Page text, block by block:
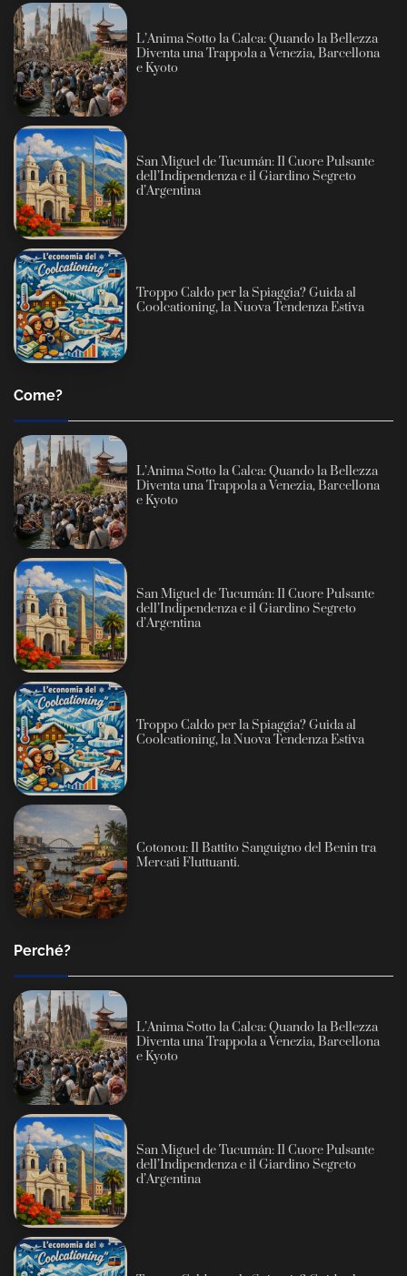
L’Anima Sotto la Calca: Quando la Bellezza
Diventa una Trappola a Venezia, Barcellona
e Kyoto
San Miguel de Tucumán: Il Cuore Pulsante
dell’Indipendenza e il Giardino Segreto
d’Argentina
Troppo Caldo per la Spiaggia? Guida al
Coolcationing, la Nuova Tendenza Estiva
Come?
L’Anima Sotto la Calca: Quando la Bellezza
Diventa una Trappola a Venezia, Barcellona
e Kyoto
San Miguel de Tucumán: Il Cuore Pulsante
dell’Indipendenza e il Giardino Segreto
d’Argentina
Troppo Caldo per la Spiaggia? Guida al
Coolcationing, la Nuova Tendenza Estiva
Cotonou: Il Battito Sanguigno del Benin tra
Mercati Fluttuanti.
Perché?
L’Anima Sotto la Calca: Quando la Bellezza
Diventa una Trappola a Venezia, Barcellona
e Kyoto
San Miguel de Tucumán: Il Cuore Pulsante
dell’Indipendenza e il Giardino Segreto
d’Argentina